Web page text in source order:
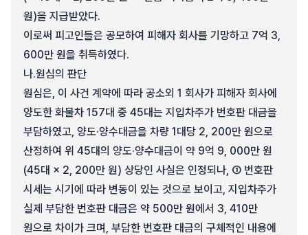
원)을 지급받았다.
이로써 피고인들은 공모하여 피해자 회사를 기망하고 7억 3,
600만 원을 취득하였다.
나.원심의 판단
원심은, 이 사건 계약에 따라 공소외 1 회사가 피해자 회사에
양도한 화물차 157대 중 45대는 지입차주가 번호판 대금을
부담하였고, 양도·양수대금을 차량 1대당 2, 200만 원으로
산정하여 위 45대의 양도·양수대금이 약 9억 9, 000만 원
(45대 × 2, 200만 원) 상당인 사실은 인정되나, ① 번호판
시세는 시기에 따라 변동이 있는 것으로 보이고, 지입차주가
실제 부담한 번호판 대금은 약 500만 원에서 3, 410만
원으로 차이가 크며, 부담한 번호판 대금의 구체적인 내용에